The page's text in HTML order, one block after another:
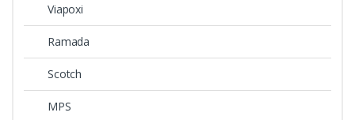
Viapoxi
Ramada
Scotch
MPS